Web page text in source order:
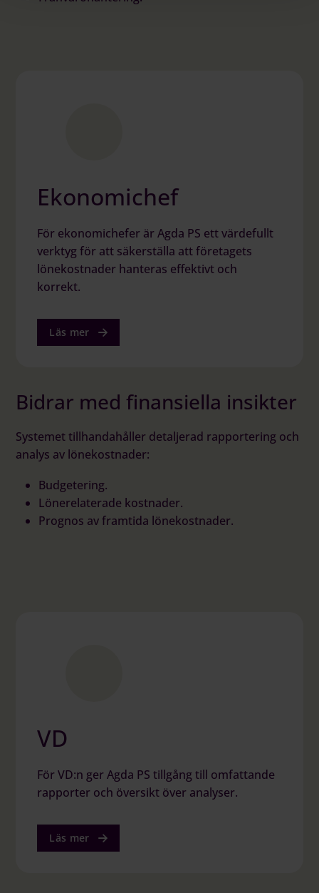
Ekonomichef
För ekonomichefer är Agda PS ett värdefullt
verktyg för att säkerställa att företagets
lönekostnader hanteras effektivt och
korrekt.
Läs mer
Bidrar med finansiella insikter
Systemet tillhandahåller detaljerad rapportering och
analys av lönekostnader:
Budgetering.
Lönerelaterade kostnader.
Prognos av framtida lönekostnader.
VD
För VD:n ger Agda PS tillgång till omfattande
rapporter och översikt över analyser.
Läs mer